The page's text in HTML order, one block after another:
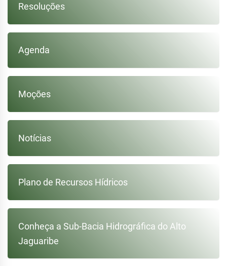
Resoluções
Agenda
Moções
Notícias
Plano de Recursos Hídricos
Conheça a Sub-Bacia Hidrográfica do Alto
Jaguaribe